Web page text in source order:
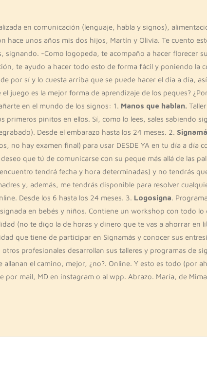
en comunicación (lenguaje, habla y signos),
unos años mis dos hijos, Martín y Olivia. Te cuento
-Como logopeda, te acompaño a hacer florecer
te ayudo a hacer todo esto de forma fácil y poniendo la
por sí y lo cuesta arriba que se puede hacer el día a día,
juego es la mejor forma de aprendizaje de los peques?
en el mundo de los signos: 1. Manos que hablan.
pinitos en ellos. Sí, como lo lees, sales sabiendo
Desde el embarazo hasta los 24 meses. 2.
hay examen final) para usar DESDE YA en tu día a día
que tú de comunicarse con su peque más allá de las
tendrá fecha y hora determinadas) y no tendrás
y, además, me tendrás disponible para resolver
Desde los 6 hasta los 24 meses. 3. Logosigna.
en bebés y niños. Contiene un workshop con todo lo
(no te digo la de horas y dinero que te vas a ahorrar en
que tiene de participar en Signamás y conocer sus
profesionales desarrollan sus talleres y programas de
el camino, mejor, ¿no?. Online. Y esto es todo (por
mail, MD en instagram o al wpp. Abrazo. María, de